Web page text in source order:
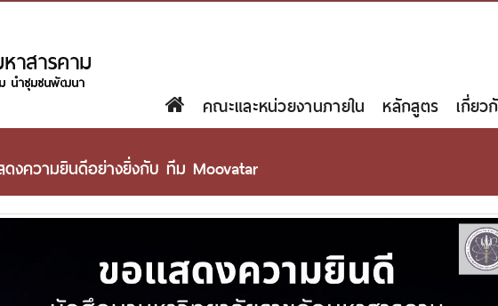
คณะและหน่วยงานภายใน หลักสูตร เกี่ย
งความยินดีอย่างยิ่งกับ ทีม Moovatar